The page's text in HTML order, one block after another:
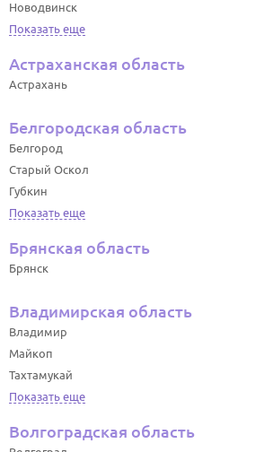
Новодвинск
Показать еще
Астраханская область
Астрахань
Белгородская область
Белгород
Старый Оскол
Губкин
Показать еще
Брянская область
Брянск
Владимирская область
Владимир
Майкоп
Тахтамукай
Показать еще
Волгоградская область